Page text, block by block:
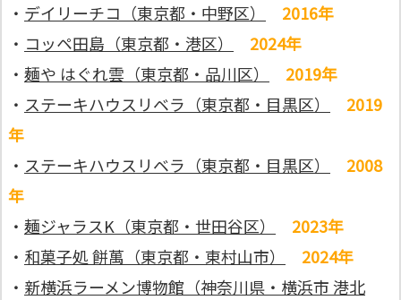
・ デイリーチコ（東京都・中野区）
2016年
・ コッペ田島（東京都・港区）
2024年
・ 麺や はぐれ雲（東京都・品川区）
2019年
・ ステーキハウスリベラ（東京都・目黒区）
2019
年
・ ステーキハウスリベラ（東京都・目黒区）
2008
年
・ 麺ジャラスK（東京都・世田谷区）
2023年
・ 和菓子処 餅萬（東京都・東村山市）
2024年
・ 新横浜ラーメン博物館（神奈川県・横浜市 港北